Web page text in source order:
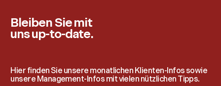
Bleiben Sie mit
uns up-to-date.
Hier finden Sie unsere monatlichen Klienten-Infos sowie
unsere Management-Infos mit vielen nützlichen Tipps.